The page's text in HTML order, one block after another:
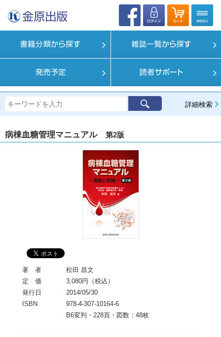
詳細検索
病棟血糖管理マニュアル 第2版
著 者
松田 昌文
定 価
3,080円（税込）
発行日
2014/05/30
ISBN
978-4-307-10164-6
B6変判・228頁・図数：48枚